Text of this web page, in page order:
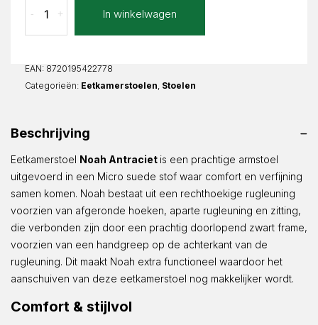
Noah
Antraciet
aantal
+
- In winkelwagen
EAN: 8720195422778
Categorieën: Eetkamerstoelen Stoelen
Beschrijving
Eetkamerstoel Noah Antraciet is een prachtige armstoel
uitgevoerd in een Micro suede stof waar comfort en verfijning
samen komen. Noah bestaat uit een rechthoekige rugleuning
voorzien van afgeronde hoeken, aparte rugleuning en zitting,
die verbonden zijn door een prachtig doorlopend zwart frame,
voorzien van een handgreep op de achterkant van de
rugleuning. Dit maakt Noah extra functioneel waardoor het
aanschuiven van deze eetkamerstoel nog makkelijker wordt.
Comfort & stijlvol